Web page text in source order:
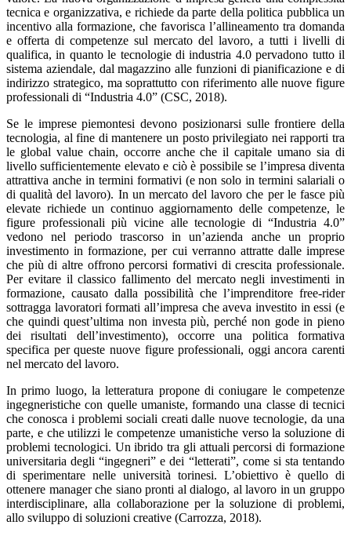
tecnica e organizzativa, e richiede da parte della politica pubblica un
incentivo alla formazione, che favorisca l’allineamento tra domanda
e offerta di competenze sul mercato del lavoro, a tutti i livelli di
qualifica, in quanto le tecnologie di industria 4.0 pervadono tutto il
sistema aziendale, dal magazzino alle funzioni di pianificazione e di
indirizzo strategico, ma soprattutto con riferimento alle nuove figure
professionali di “Industria 4.0” (CSC, 2018).
Se le imprese piemontesi devono posizionarsi sulle frontiere della
tecnologia, al fine di mantenere un posto privilegiato nei rapporti tra
le global value chain, occorre anche che il capitale umano sia di
livello sufficientemente elevato e ciò è possibile se l’impresa diventa
attrattiva anche in termini formativi (e non solo in termini salariali o
di qualità del lavoro). In un mercato del lavoro che per le fasce più
elevate richiede un continuo aggiornamento delle competenze, le
figure professionali più vicine alle tecnologie di “Industria 4.0”
vedono nel periodo trascorso in un’azienda anche un proprio
investimento in formazione, per cui verranno attratte dalle imprese
che più di altre offrono percorsi formativi di crescita professionale.
Per evitare il classico fallimento del mercato negli investimenti in
formazione, causato dalla possibilità che l’imprenditore free-rider
sottragga lavoratori formati all’impresa che aveva investito in essi (e
che quindi quest’ultima non investa più, perché non gode in pieno
dei risultati dell’investimento), occorre una politica formativa
specifica per queste nuove figure professionali, oggi ancora carenti
nel mercato del lavoro.
In primo luogo, la letteratura propone di coniugare le competenze
ingegneristiche con quelle umaniste, formando una classe di tecnici
che conosca i problemi sociali creati dalle nuove tecnologie, da una
parte, e che utilizzi le competenze umanistiche verso la soluzione di
problemi tecnologici. Un ibrido tra gli attuali percorsi di formazione
universitaria degli “ingegneri” e dei “letterati”, come si sta tentando
di sperimentare nelle università torinesi. L’obiettivo è quello di
ottenere manager che siano pronti al dialogo, al lavoro in un gruppo
interdisciplinare, alla collaborazione per la soluzione di problemi,
allo sviluppo di soluzioni creative (Carrozza, 2018).